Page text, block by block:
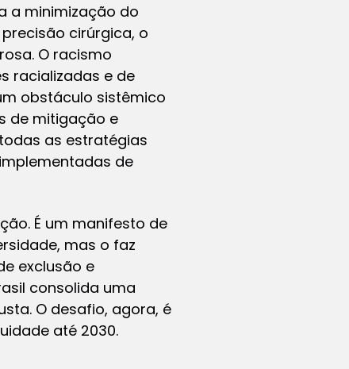
a minimização do
cirúrgica, o
O racismo
racializadas e de
obstáculo sistêmico
de mitigação e
as estratégias
de
É um manifesto de
mas o faz
exclusão e
consolida uma
O desafio, agora, é
até 2030.